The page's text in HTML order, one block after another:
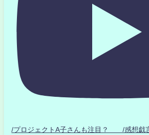
/プロジェクトA子さんも注目？ /感想戯